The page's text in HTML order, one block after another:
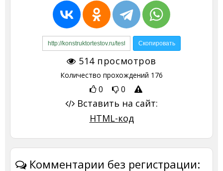
514просмотров
Количество прохождений 176
0 0
Вставить на сайт:
HTML-код
Комментарии без регистрации: